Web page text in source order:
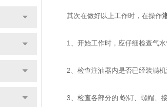
其次在做好以上工作时，在操作
1、开始工作时，应仔细检查气水
2、检查注油器内是否已经装满机
3、检查各部分的 螺钉、螺帽、